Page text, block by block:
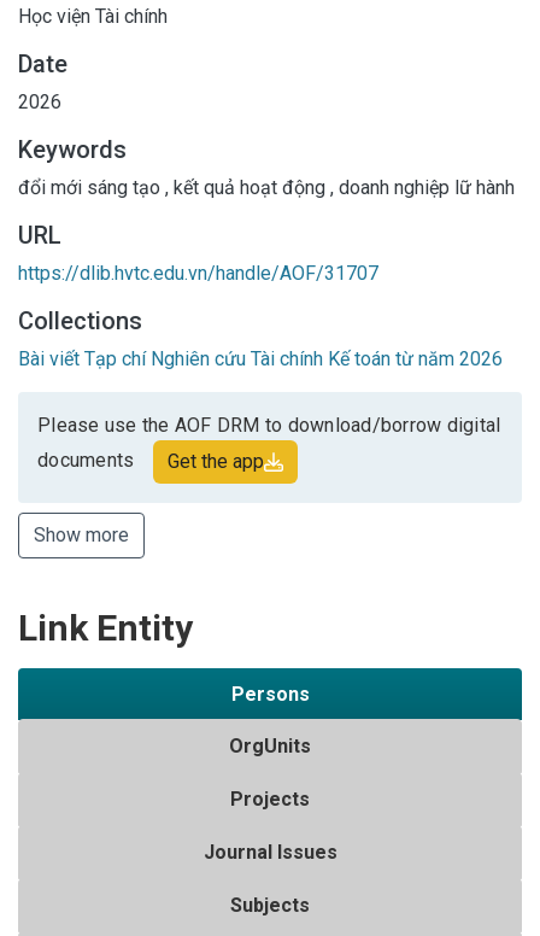
đóng góp cả về mặt lý luận khi bổ sung bằng chứng thực
mặt thực tiễn khi gọi mở các hàm ý quản trị và định hướng
chính sách phù hợp với bối cảnh ngành lữ hành Việt Nam hiện
Học viện Tài chính
Date
2026
Keywords
đổi mới sáng tạo , kết quả hoạt động , doanh nghiệp lữ hành
URL
https://dlib.hvtc.edu.vn/handle/AOF/31707
Collections
Bài viết Tạp chí Nghiên cứu Tài chính Kế toán từ năm 2026
Please use the AOF DRM to download/borrow digital
documents
Get the app
Show more
Link Entity
Persons
OrgUnits
Projects
Journal Issues
Subjects